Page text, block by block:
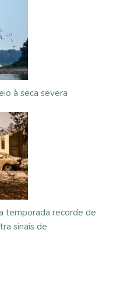
à seca severa
temporada recorde de
sinais de